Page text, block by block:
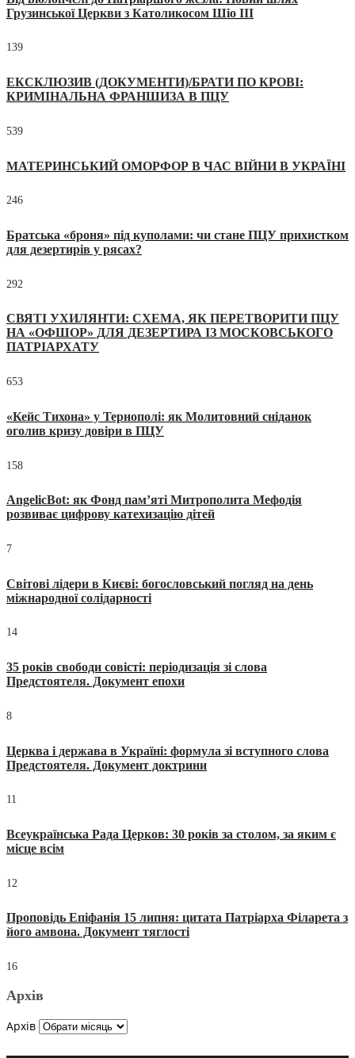
Грузинської Церкви з Католикосом Шіо III
139
ЕКСКЛЮЗИВ (ДОКУМЕНТИ)/БРАТИ ПО КРОВІ:
КРИМІНАЛЬНА ФРАНШИЗА В ПЦУ
539
МАТЕРИНСЬКИЙ ОМОРФОР В ЧАС ВІЙНИ В УКРАЇНІ
246
Братська «броня» під куполами: чи стане ПЦУ прихистком
для дезертирів у рясах?
292
СВЯТІ УХИЛЯНТИ: СХЕМА, ЯК ПЕРЕТВОРИТИ ПЦУ
НА «ОФШОР» ДЛЯ ДЕЗЕРТИРА ІЗ МОСКОВСЬКОГО
ПАТРІАРХАТУ
653
«Кейс Тихона» у Тернополі: як Молитовний сніданок
оголив кризу довіри в ПЦУ
158
AngelicBot: як Фонд пам’яті Митрополита Мефодія
розвиває цифрову катехизацію дітей
7
Світові лідери в Києві: богословський погляд на день
міжнародної солідарності
14
35 років свободи совісті: періодизація зі слова
Предстоятеля. Документ епохи
8
Церква і держава в Україні: формула зі вступного слова
Предстоятеля. Документ доктрини
11
Всеукраїнська Рада Церков: 30 років за столом, за яким є
місце всім
12
Проповідь Епіфанія 15 липня: цитата Патріарха Філарета з
його амвона. Документ тяглості
16
Архів
Архів